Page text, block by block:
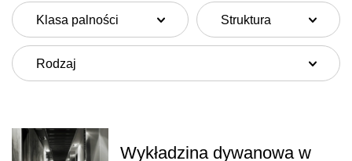
Klasa palności Struktura
Rodzaj
Wykładzina dywanowa w